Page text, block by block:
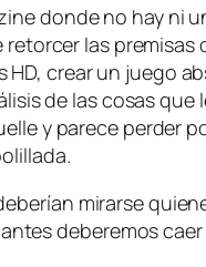
don­de no hay ni
las
crear un jue­go
de las co­sas
y pa­re­ce
mi­rar­se
de­be­re­mos